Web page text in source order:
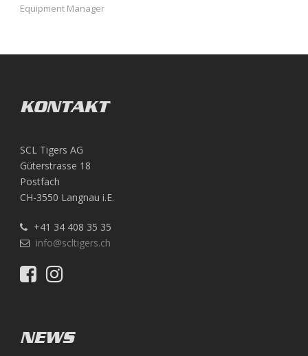
Equipment Manager
KONTAKT
SCL Tigers AG
Güterstrasse 18
Postfach
CH-3550 Langnau i.E.
+41 34 408 35 35
info@scltigers.ch
NEWS